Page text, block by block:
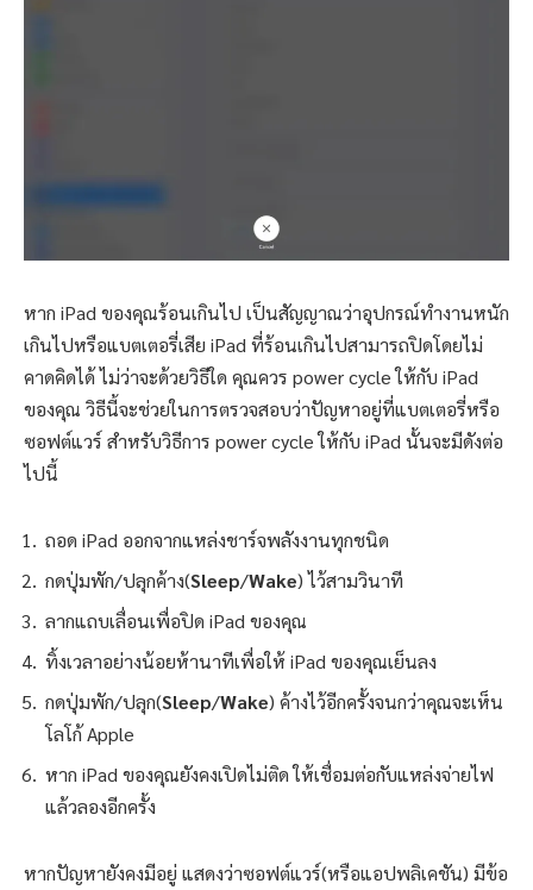
หาก iPad ของคุณร้อนเกินไป เป็นสัญญาณว่าอุปกรณ์ทำงานหนัก
เกินไปหรือแบตเตอรี่เสีย iPad ที่ร้อนเกินไปสามารถปิดโดยไม่
คาดคิดได้ ไม่ว่าจะด้วยวิธีใด คุณควร power cycle ให้กับ iPad
ของคุณ วิธีนี้จะช่วยในการตรวจสอบว่าปัญหาอยู่ที่แบตเตอรี่หรือ
ซอฟต์แวร์ สำหรับวิธีการ power cycle ให้กับ iPad นั้นจะมีดังต่อ
ไปนี้
ถอด iPad ออกจากแหล่งชาร์จพลังงานทุกชนิด
กดปุ่มพัก/ปลุกค้าง(Sleep/Wake) ไว้สามวินาที
ลากแถบเลื่อนเพื่อปิด iPad ของคุณ
ทิ้งเวลาอย่างน้อยห้านาทีเพื่อให้ iPad ของคุณเย็นลง
กดปุ่มพัก/ปลุก(Sleep/Wake) ค้างไว้อีกครั้งจนกว่าคุณจะเห็น
โลโก้ Apple
หาก iPad ของคุณยังคงเปิดไม่ติด ให้เชื่อมต่อกับแหล่งจ่ายไฟ
แล้วลองอีกครั้ง
หากปัญหายังคงมีอยู่ แสดงว่าซอฟต์แวร์(หรือแอปพลิเคชัน) มีข้อ